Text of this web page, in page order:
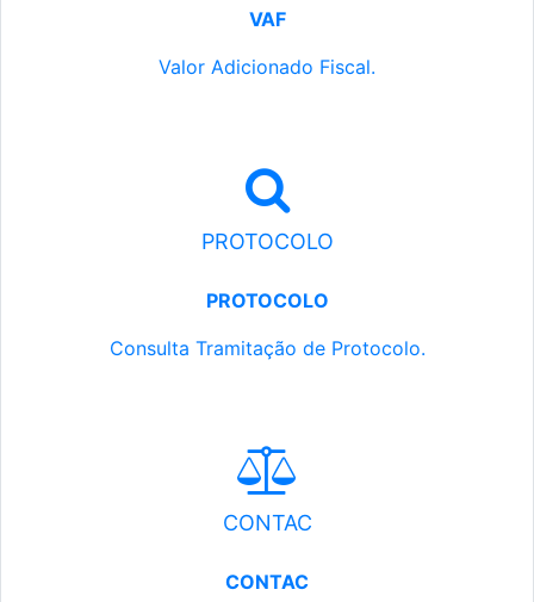
VAF
Valor Adicionado Fiscal.
PROTOCOLO
PROTOCOLO
Consulta Tramitação de Protocolo.
CONTAC
CONTAC